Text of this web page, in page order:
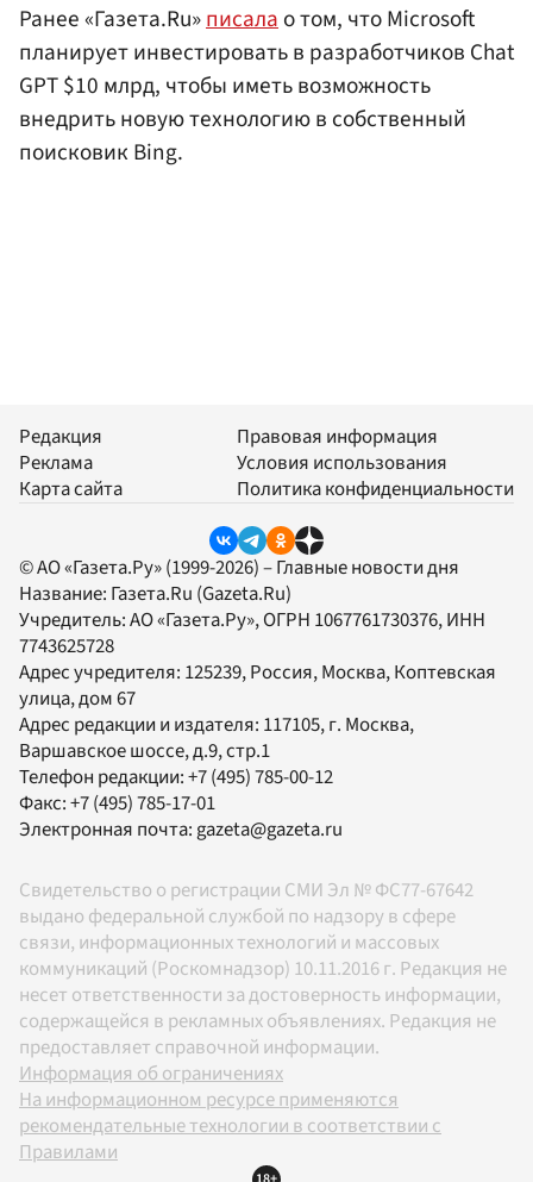
Ранее «Газета.Ru»писалао том, что Microsoft
планирует инвестировать в разработчиков Chat
GPT $10 млрд, чтобы иметь возможность
внедрить новую технологию в собственный
поисковик Bing.
Редакция
Реклама
Карта сайта
Правовая информация
Условия использования
Политика конфиденциальности
© АО «Газета.Ру» (1999-2026) – Главные новости дня
Название: Газета.Ru (Gazeta.Ru)
Учредитель:АО «Газета.Ру», ОГРН 1067761730376, ИНН
7743625728
Адрес учредителя: 125239, Россия, Москва, Коптевская
улица, дом 67
Адрес редакции и издателя: 117105, г. Москва,
Варшавское шоссе, д.9, стр.1
Телефон редакции:+7 (495) 785-00-12
Факс:+7 (495) 785-17-01
Электронная почта:gazeta@gazeta.ru
Свидетельство о регистрации СМИ Эл № ФС77-67642
выдано федеральной службой по надзору в сфере
связи, информационных технологий и массовых
коммуникаций (Роскомнадзор) 10.11.2016 г. Редакция не
несет ответственности за достоверность информации,
содержащейся в рекламных объявлениях. Редакция не
предоставляет справочной информации.
Информация об ограничениях
На информационном ресурсе применяются
рекомендательные технологии в соответствии с
Правилами